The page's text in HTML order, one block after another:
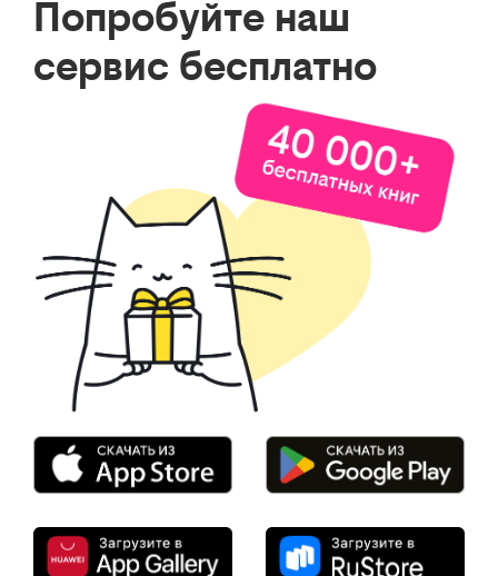
Попробуйте наш
сервис бесплатно